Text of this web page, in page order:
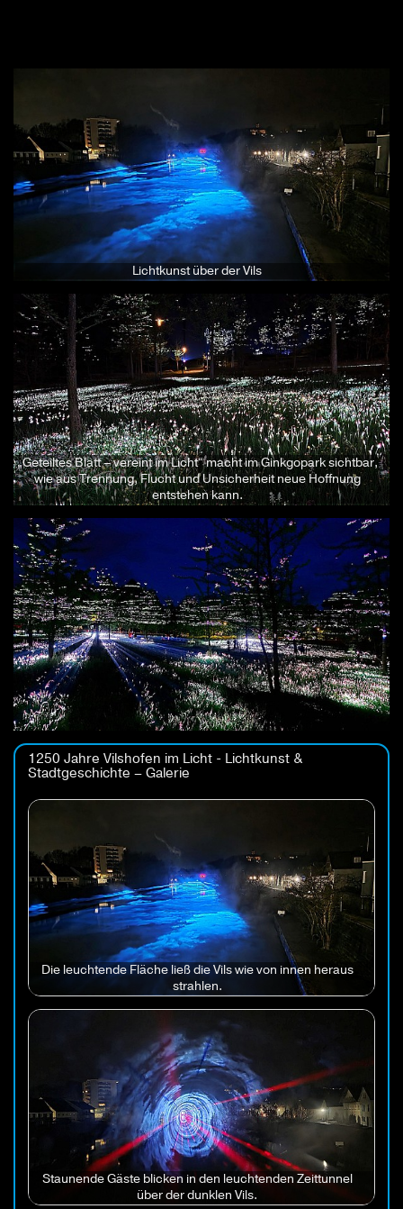
Lichtkunst über der Vils
„Geteiltes Blatt – vereint im Licht“ macht im Ginkgopark sichtbar,
wie aus Trennung, Flucht und Unsicherheit neue Hoffnung
entstehen kann.
1250 Jahre Vilshofen im Licht - Lichtkunst &
Stadtgeschichte – Galerie
Die leuchtende Fläche ließ die Vils wie von innen heraus
strahlen.
Staunende Gäste blicken in den leuchtenden Zeittunnel
über der dunklen Vils.